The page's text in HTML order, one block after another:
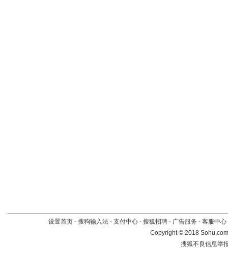
设置首页 - 搜狗输入法 - 支付中心 - 搜狐招聘 - 广告服务 - 客服中心
Copyright©2018
搜狐不良信息举